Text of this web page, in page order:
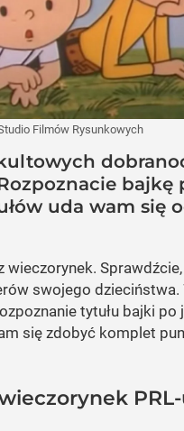
Filmów Rysunkowych
bajkę
uda wam się
wieczorynek.
swojego dzieciństwa.
tytułu bajki po
się zdobyć komplet